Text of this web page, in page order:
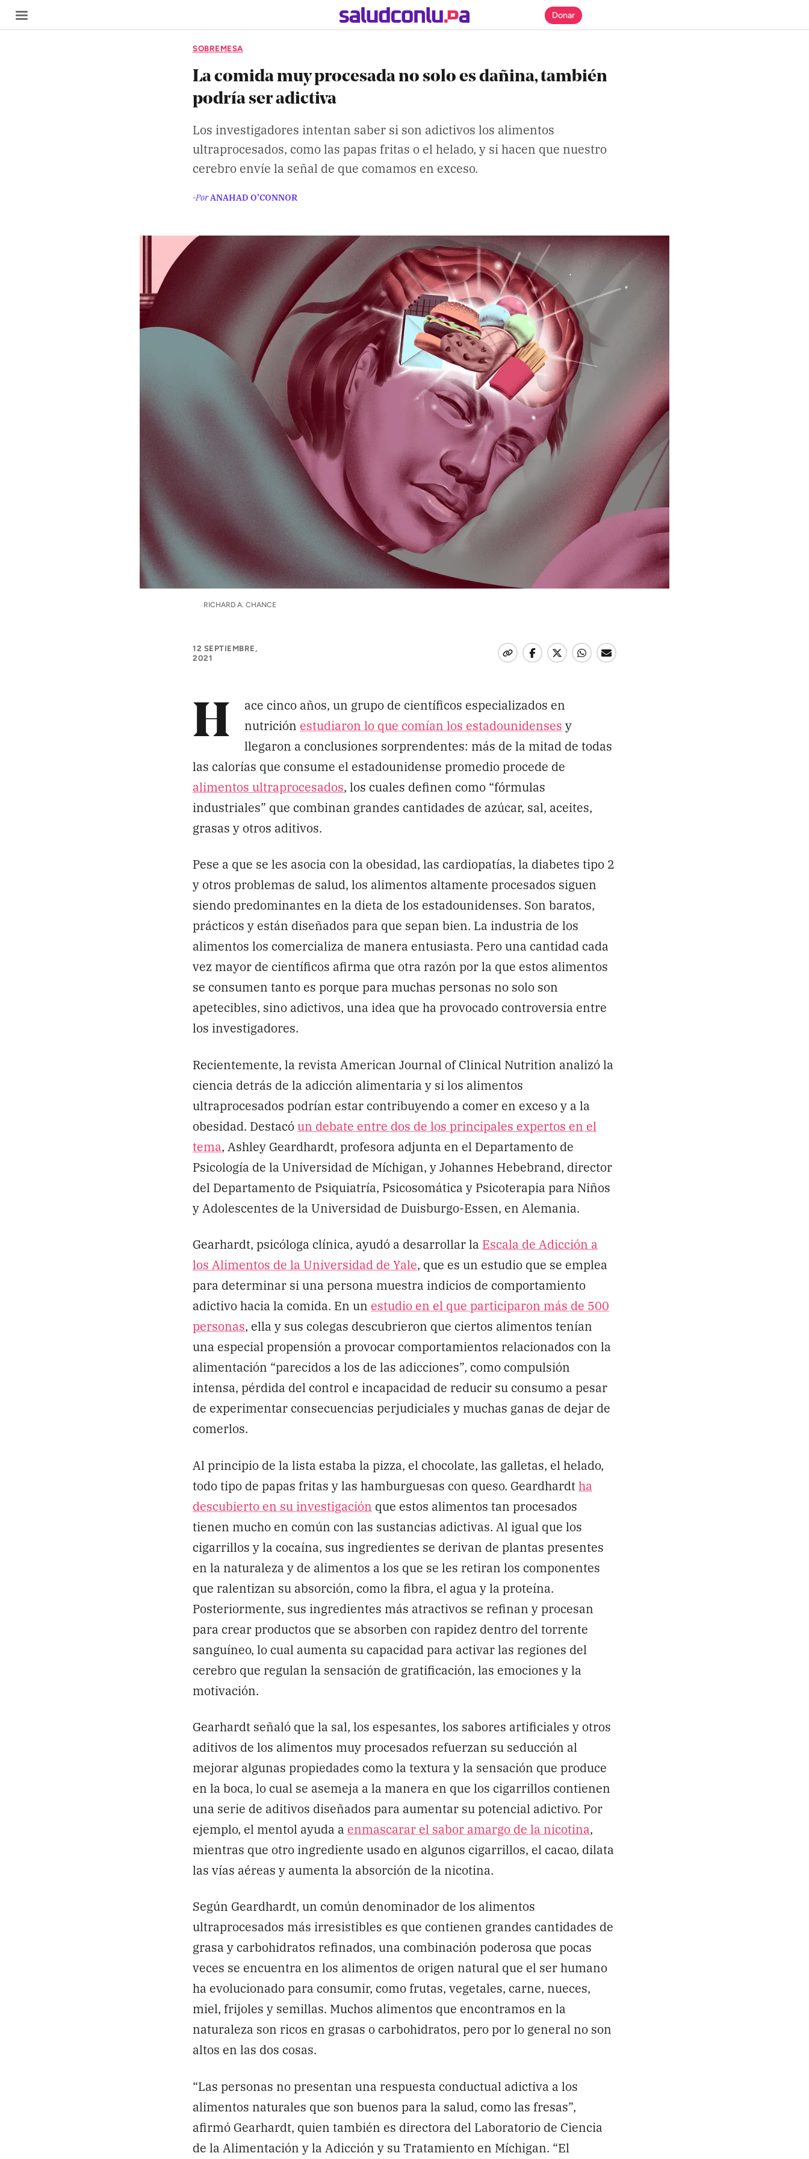
Pon tu lupa sobre lo
Donar
SOBREMESA
La comida muy procesada no solo es dañina, también
podría ser adictiva
Los investigadores intentan saber si son adictivos los alimentos
ultraprocesados, como las papas fritas o el helado, y si hacen que nuestro
cerebro envíe la señal de que comamos en exceso.
-PorANAHAD O’CONNOR
RICHARD A. CHANCE
12 SEPTIEMBRE,
2021
H
ace cinco años, un grupo de científicos especializados en
nutrición estudiaron lo que comían los estadounidenses y
llegaron a conclusiones sorprendentes: más de la mitad de todas
las calorías que consume el estadounidense promedio procede de
alimentos ultraprocesados, los cuales definen como “fórmulas
industriales” que combinan grandes cantidades de azúcar, sal, aceites,
grasas y otros aditivos.
Pese a que se les asocia con la obesidad, las cardiopatías, la diabetes tipo 2
y otros problemas de salud, los alimentos altamente procesados siguen
siendo predominantes en la dieta de los estadounidenses. Son baratos,
prácticos y están diseñados para que sepan bien. La industria de los
alimentos los comercializa de manera entusiasta. Pero una cantidad cada
vez mayor de científicos afirma que otra razón por la que estos alimentos
se consumen tanto es porque para muchas personas no solo son
apetecibles, sino adictivos, una idea que ha provocado controversia entre
los investigadores.
Recientemente, la revista American Journal of Clinical Nutrition analizó la
ciencia detrás de la adicción alimentaria y si los alimentos
ultraprocesados podrían estar contribuyendo a comer en exceso y a la
obesidad. Destacóun debate entre dos de los principales expertos en el
tema, Ashley Geardhardt, profesora adjunta en el Departamento de
Psicología de la Universidad de Míchigan, y Johannes Hebebrand, director
del Departamento de Psiquiatría, Psicosomática y Psicoterapia para Niños
y Adolescentes de la Universidad de Duisburgo-Essen, en Alemania.
Gearhardt, psicóloga clínica, ayudó a desarrollar la Escala de Adicción a
los Alimentos de la Universidad de Yale, que es un estudio que se emplea
para determinar si una persona muestra indicios de comportamiento
adictivo hacia la comida. En un estudio en el que participaron más de 500
personas, ella y sus colegas descubrieron que ciertos alimentos tenían
una especial propensión a provocar comportamientos relacionados con la
alimentación “parecidos a los de las adicciones”, como compulsión
intensa, pérdida del control e incapacidad de reducir su consumo a pesar
de experimentar consecuencias perjudiciales y muchas ganas de dejar de
comerlos.
Al principio de la lista estaba la pizza, el chocolate, las galletas, el helado,
todo tipo de papas fritas y las hamburguesas con queso. Geardhardtha
descubierto en su investigación que estos alimentos tan procesados
tienen mucho en común con las sustancias adictivas. Al igual que los
cigarrillos y la cocaína, sus ingredientes se derivan de plantas presentes
en la naturaleza y de alimentos a los que se les retiran los componentes
que ralentizan su absorción, como la fibra, el agua y la proteína.
Posteriormente, sus ingredientes más atractivos se refinan y procesan
para crear productos que se absorben con rapidez dentro del torrente
sanguíneo, lo cual aumenta su capacidad para activar las regiones del
cerebro que regulan la sensación de gratificación, las emociones y la
motivación.
Gearhardt señaló que la sal, los espesantes, los sabores artificiales y otros
aditivos de los alimentos muy procesados refuerzan su seducción al
mejorar algunas propiedades como la textura y la sensación que produce
en la boca, lo cual se asemeja a la manera en que los cigarrillos contienen
una serie de aditivos diseñados para aumentar su potencial adictivo. Por
ejemplo, el mentol ayuda a enmascarar el sabor amargo de la nicotina,
mientras que otro ingrediente usado en algunos cigarrillos, el cacao, dilata
las vías aéreas y aumenta la absorción de la nicotina.
Según Geardhardt, un común denominador de los alimentos
ultraprocesados más irresistibles es que contienen grandes cantidades de
grasa y carbohidratos refinados, una combinación poderosa que pocas
veces se encuentra en los alimentos de origen natural que el ser humano
ha evolucionado para consumir, como frutas, vegetales, carne, nueces,
miel, frijoles y semillas. Muchos alimentos que encontramos en la
naturaleza son ricos en grasas o carbohidratos, pero por lo general no son
altos en las dos cosas.
“Las personas no presentan una respuesta conductual adictiva a los
alimentos naturales que son buenos para la salud, como las fresas”,
afirmó Gearhardt, quien también es directora del Laboratorio de Ciencia
de la Alimentación y la Adicción y su Tratamiento en Míchigan. “El